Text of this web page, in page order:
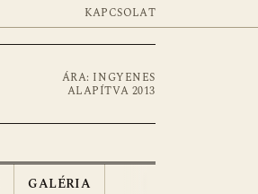
KAPCSOLAT
ÁRA: INGYENES
ALAPÍTVA 2013
GALÉRIA